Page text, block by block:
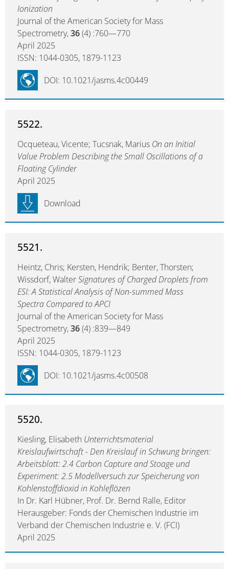
Ionization
Journal of the American Society for Mass
Spectrometry,36(4) :760—770
April 2025
ISSN: 1044-0305, 1879-1123
DOI: 10.1021/jasms.4c00449
5522.
Ocqueteau, Vicente; Tucsnak, Marius On an Initial
Value Problem Describing the Small Oscillations of a
Floating Cylinder
April 2025
Download
5521.
Heintz, Chris; Kersten, Hendrik; Benter, Thorsten;
Wissdorf, WalterSignatures of Charged Droplets from
ESI: A Statistical Analysis of Non-summed Mass
Spectra Compared to APCI
Journal of the American Society for Mass
Spectrometry,36(4) :839—849
April 2025
ISSN: 1044-0305, 1879-1123
DOI: 10.1021/jasms.4c00508
5520.
Kiesling, Elisabeth Unterrichtsmaterial
Kreislaufwirtschaft - Den Kreislauf in Schwung bringen:
Arbeitsblatt: 2.4 Carbon Capture and Stoage und
Experiment: 2.5 Modellversuch zur Speicherung von
Kohlenstoffdioxid in Kohleflözen
In Dr. Karl Hübner, Prof. Dr. Bernd Ralle, Editor
Herausgeber: Fonds der Chemischen Industrie im
Verband der Chemischen Industrie e. V. (FCI)
April 2025